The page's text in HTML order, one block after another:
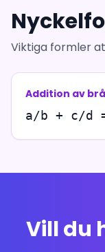
Viktiga formler
Addition av
a/b + c/d
Vill du